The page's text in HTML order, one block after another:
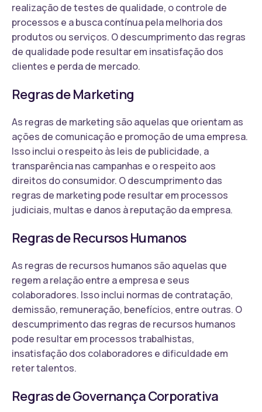
realização de testes de qualidade, o controle de
processos e a busca contínua pela melhoria dos
produtos ou serviços. O descumprimento das regras
de qualidade pode resultar em insatisfação dos
clientes e perda de mercado.
Regras de Marketing
As regras de marketing são aquelas que orientam as
ações de comunicação e promoção de uma empresa.
Isso inclui o respeito às leis de publicidade, a
transparência nas campanhas e o respeito aos
direitos do consumidor. O descumprimento das
regras de marketing pode resultar em processos
judiciais, multas e danos à reputação da empresa.
Regras de Recursos Humanos
As regras de recursos humanos são aquelas que
regem a relação entre a empresa e seus
colaboradores. Isso inclui normas de contratação,
demissão, remuneração, benefícios, entre outras. O
descumprimento das regras de recursos humanos
pode resultar em processos trabalhistas,
insatisfação dos colaboradores e dificuldade em
reter talentos.
Regras de Governança Corporativa